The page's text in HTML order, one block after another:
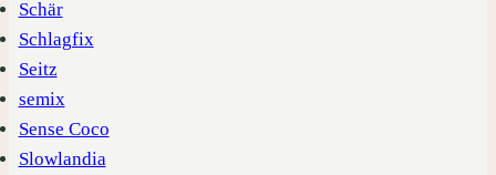
Schär
Schlagfix
Seitz
semix
Sense Coco
Slowlandia